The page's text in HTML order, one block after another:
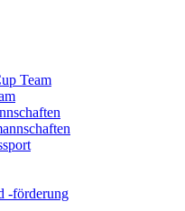
Team
-förderung